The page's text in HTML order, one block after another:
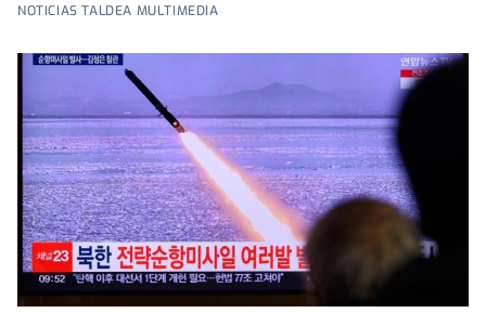
NOTICIAS TALDEA MULTIMEDIA